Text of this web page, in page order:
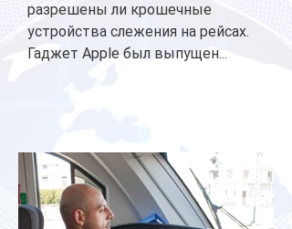
разрешены ли крошечные
устройства слежения на рейсах.
Гаджет Apple был выпущен...